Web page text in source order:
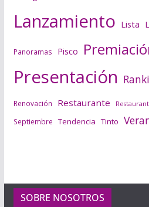
Lanzamiento Lista
Panoramas Pisco
Presentación
Renovación Restaurante
Septiembre Tendencia Tinto
SOBRE NOSOTROS